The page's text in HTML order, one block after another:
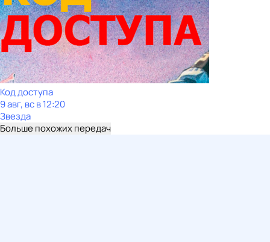
Код доступа
9 авг, вс в 12:20
Звезда
Больше похожих передач